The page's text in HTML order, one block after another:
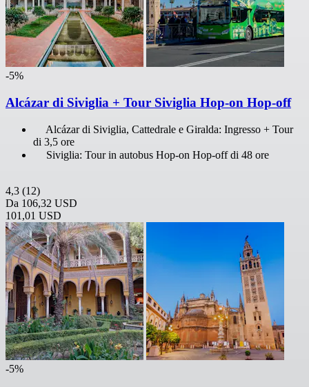
-5%
Alcázar di Siviglia + Tour Siviglia Hop-on Hop-off
Alcázar di Siviglia, Cattedrale e Giralda: Ingresso + Tour
di 3,5 ore
Siviglia: Tour in autobus Hop-on Hop-off di 48 ore
4,3 (12)
Da 106,32 USD
101,01 USD
-5%